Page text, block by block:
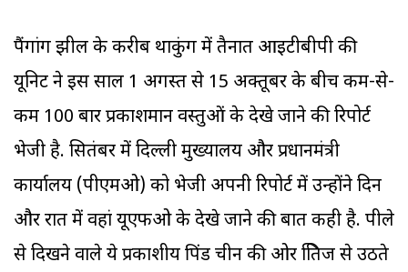
पैंगांग झील के करीब थाकुंग में तैनात आइटीबीपी की
यूनिट ने इस साल 1 अगस्त से 15 अक्तूबर के बीच कम-से-
कम 100 बार प्रकाशमान वस्तुओं के देखे जाने की रिपोर्ट
भेजी है. सितंबर में दिल्ली मुख्यालय और प्रधानमंत्री
कार्यालय (पीएमओ) को भेजी अपनी रिपोर्ट में उन्होंने दिन
और रात में वहां यूएफओ के देखे जाने की बात कही है. पीले
से दिखने वाले ये प्रकाशीय पिंड चीन की ओर क्षितिज से उठते